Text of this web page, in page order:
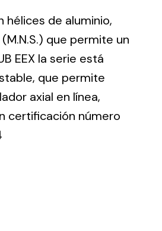
hélices de aluminio,
que permite un
EEX la serie está
que permite
axial en línea,
certificación número